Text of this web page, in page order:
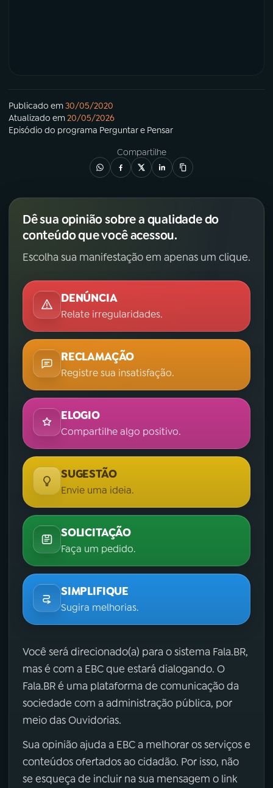
Publicado em30/05/2020
Atualizado em20/05/2026
Episódio do programa Perguntar e Pensar
Compartilhe
Dê sua opinião sobre a qualidade do
conteúdo que você acessou.
Escolha sua manifestação em apenas um clique.
DENÚNCIA
Relate irregularidades.
RECLAMAÇÃO
Registre sua insatisfação.
ELOGIO
Compartilhe algo positivo.
SUGESTÃO
Envie uma ideia.
SOLICITAÇÃO
Faça um pedido.
SIMPLIFIQUE
Sugira melhorias.
Você será direcionado(a) para o sistema Fala.BR,
mas é com a EBC que estará dialogando. O
Fala.BR é uma plataforma de comunicação da
sociedade com a administração pública, por
meio das Ouvidorias.
Sua opinião ajuda a EBC a melhorar os serviços e
conteúdos ofertados ao cidadão. Por isso, não
se esqueça de incluir na sua mensagem o link